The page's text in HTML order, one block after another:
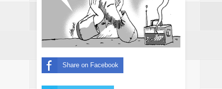
Share on Facebook